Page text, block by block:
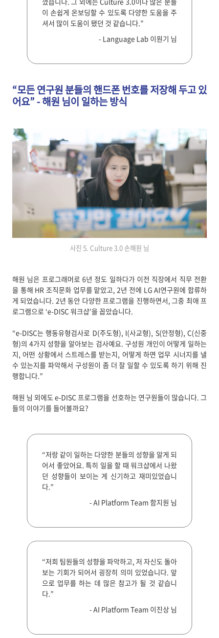
이 손쉽게 온보딩할 수 있도록 다양한 도움을 주
셔서 많이 도움이 됐던 것 같습니다.”
- Language Lab 이원기 님
“모든 연구원 분들의 핸드폰 번호를 저장해 두고 있
어요” - 해원 님이 일하는 방식
사진 5. Culture 3.0 손해원 님
해원 님은 프로그래머로 6년 정도 일하다가 이전 직장에서 직무 전환
을 통해 HR 조직문화 업무를 맡았고, 2년 전에 LG AI연구원에 합류하
게 되었습니다. 2년 동안 다양한 프로그램을 진행하면서, 그중 최애 프
로그램으로 ‘e-DISC 워크샵’을 꼽았습니다.
“e-DISC는 행동유형검사로 D(주도형), I(사교형), S(안정형), C(신중
형)의 4가지 성향을 알아보는 검사예요. 구성원 개인이 어떻게 일하는
지, 어떤 상황에서 스트레스를 받는지, 어떻게 하면 업무 시너지를 낼
수 있는지를 파악해서 구성원이 좀 더 잘 일할 수 있도록 하기 위해 진
행합니다.”
해원 님 외에도 e-DISC 프로그램을 선호하는 연구원들이 많습니다. 그
들의 이야기를 들어볼까요?
“저랑 같이 일하는 다양한 분들의 성향을 알게 되
어서 좋았어요. 특히 일을 할 때 워크샵에서 나왔
던 성향들이 보이는 게 신기하고 재미있었습니
다.”
- AI Platform Team 함지원 님
“저희 팀원들의 성향을 파악하고, 저 자신도 돌아
보는 기회가 되어서 굉장히 의미 있었습니다. 앞
으로 업무를 하는 데 많은 참고가 될 것 같습니
다.”
- AI Platform Team 이진상 님